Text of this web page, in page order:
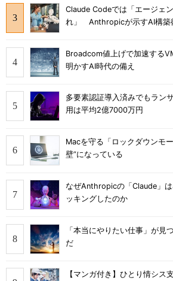
Claude Codeでは「エージェ
れ」 Anthropicが示すAI構築
Broadcom値上げで加速する
明かすAI時代の備え
多要素認証導入済みでもラ
用は平均2億7000万円
Macを守る「ロックダウンモ
壁”になっている
なぜAnthropicの「Claude」
ッキングしたのか
「本当にやりたい仕事」が見
だ
【マンガ付き】ひとり情シス